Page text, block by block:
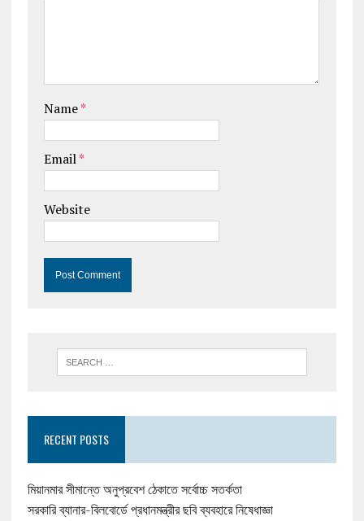
Name*
Email*
Website
RECENT POSTS
মিয়ানমার সীমান্তে অনুপ্রবেশ ঠেকাতে সর্বোচ্চ সতর্কতা
সরকারি ব্যানার-বিলবোর্ডে প্রধানমন্ত্রীর ছবি ব্যবহারে নিষেধাজ্ঞা